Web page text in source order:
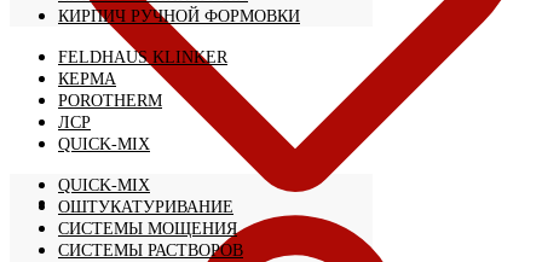
КИРПИЧ РУЧНОЙ ФОРМОВКИ
FELDHAUS KLINKER
КЕРМА
POROTHERM
ЛСР
QUICK-MIX
QUICK-MIX
ОШТУКАТУРИВАНИЕ
СИСТЕМЫ МОЩЕНИЯ
СИСТЕМЫ РАСТВОРОВ